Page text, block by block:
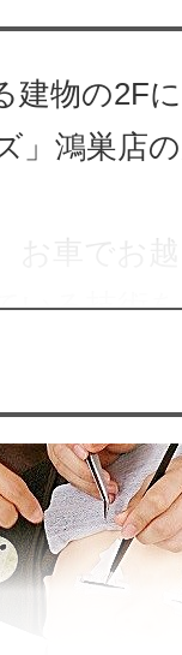
建物の2F
」鴻巣店
お車でお
いる技術
ュエリー
会認定講
~13時】